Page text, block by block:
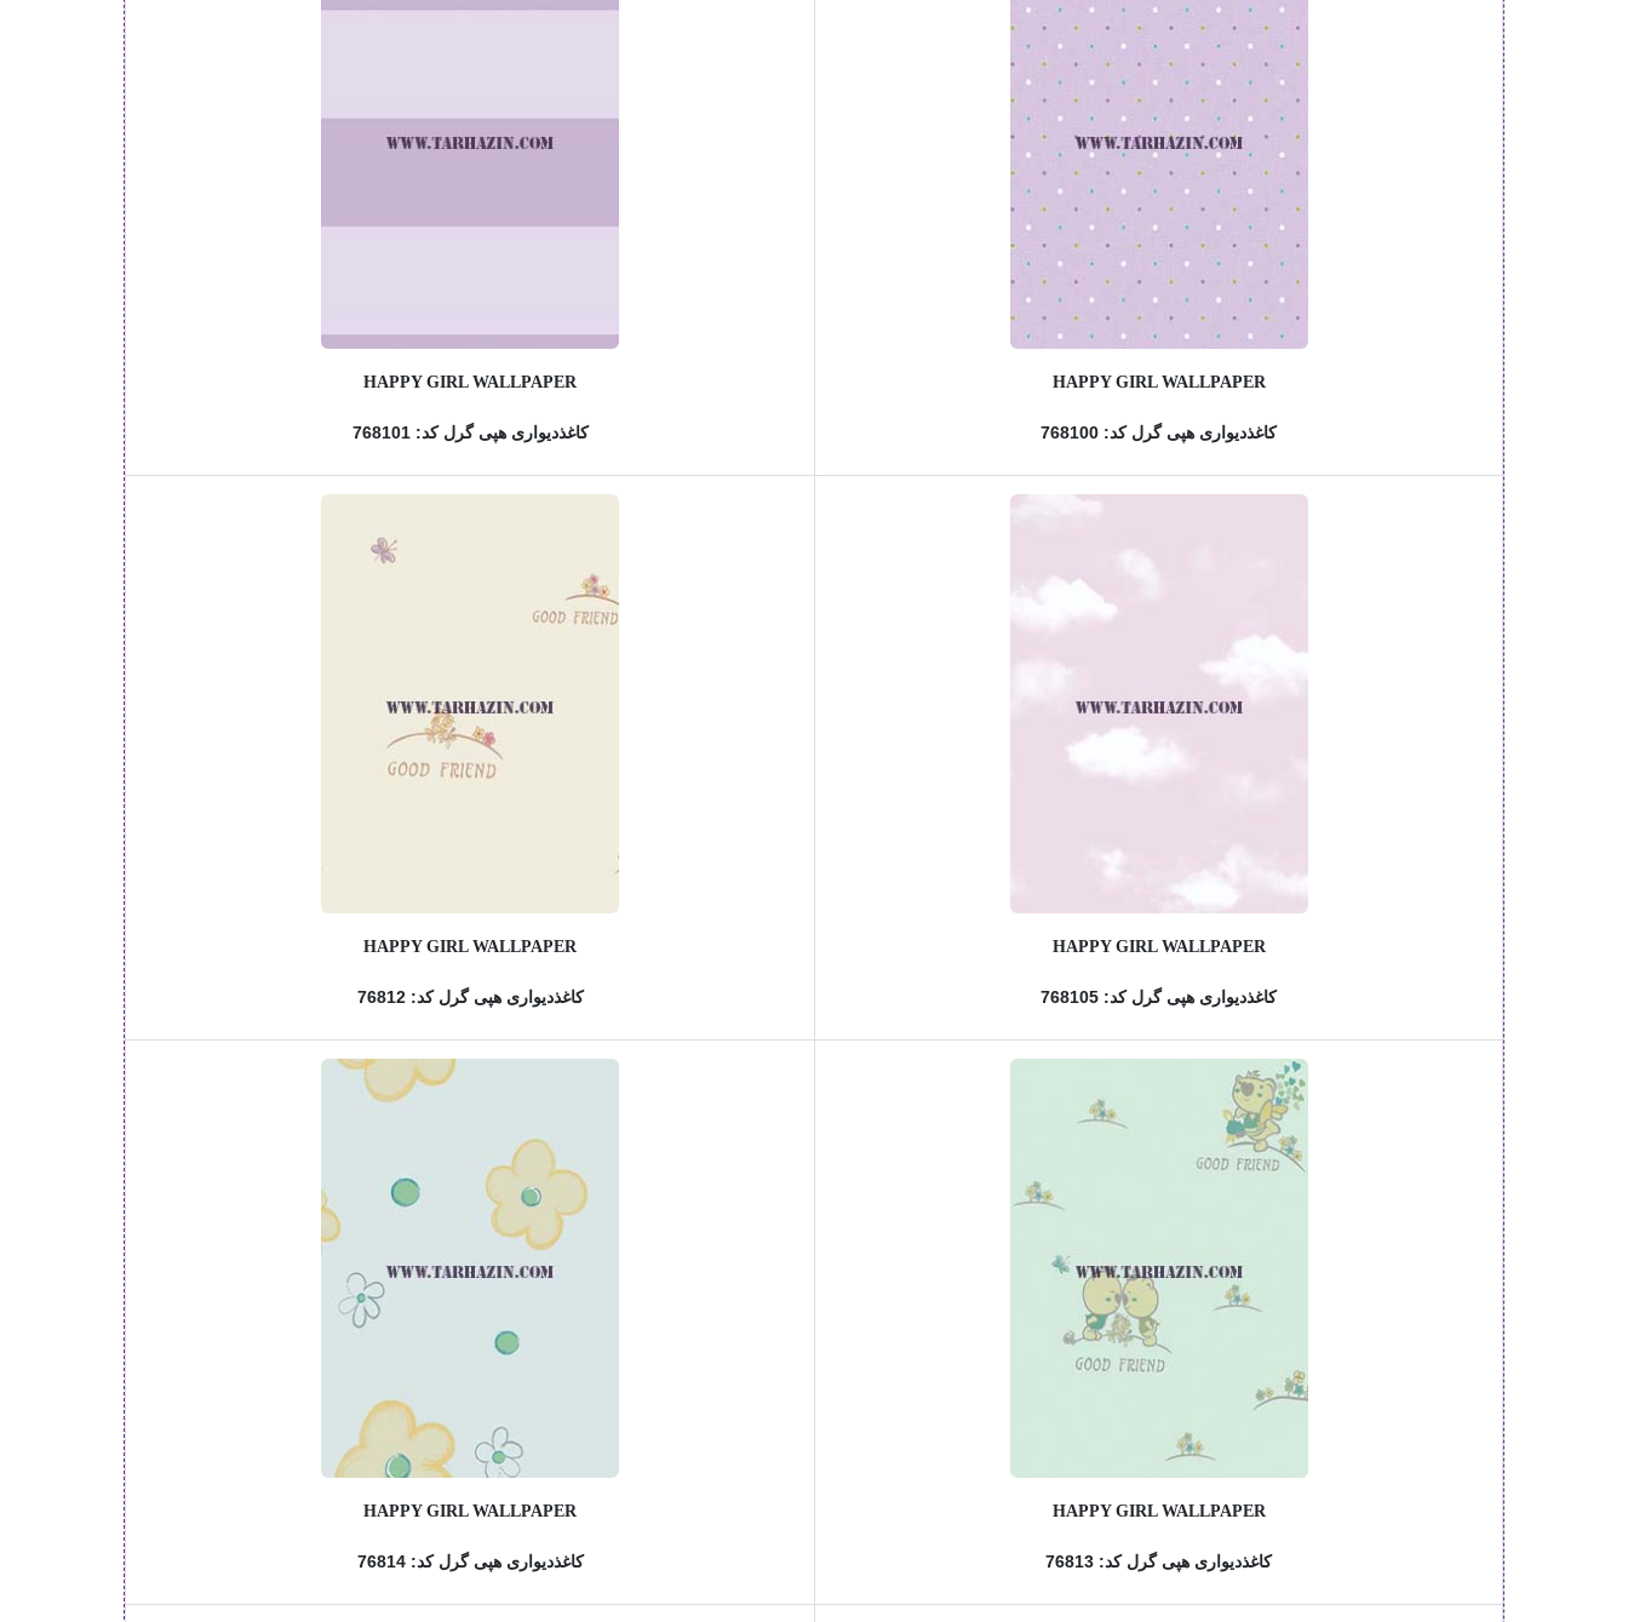
HAPPY GIRL WALLPAPER
کاغذدیواری هپی گرل کد: 768100
HAPPY GIRL WALLPAPER
کاغذدیواری هپی گرل کد: 768101
HAPPY GIRL WALLPAPER
کاغذدیواری هپی گرل کد: 768105
HAPPY GIRL WALLPAPER
کاغذدیواری هپی گرل کد: 76812
HAPPY GIRL WALLPAPER
کاغذدیواری هپی گرل کد: 76813
HAPPY GIRL WALLPAPER
کاغذدیواری هپی گرل کد: 76814